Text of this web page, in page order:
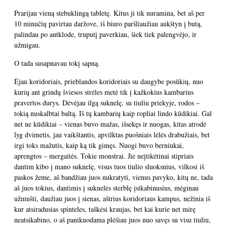
Prarijau vieną stebuklingą tabletę. Kitus ji tik nuramina, bet aš per
10 minučių pavirtau daržove, iš biuro paršliaužiau aukštyn į butą,
palindau po antklode, truputį paverkiau, šiek tiek palengvėjo, ir
užmigau.
O tada susapnavau tokį sapną.
Ėjau koridoriais, prieblandos koridoriais su daugybe posūkių, nuo
kurių ant grindų šviesos strėles metė tik į kažkokius kambarius
pravertos durys. Dėvėjau ilgą suknelę, su tiuliu priekyje, rodos –
tokią nuskalbtai baltą. Iš tų kambarių kaip ropliai lindo kūdikiai. Gal
net ne kūdikiai – vienas buvo mažas, išsekęs ir nuogas, kitas atrodė
lyg dvimetis, jau vaikštantis, apvilktas puošniais lėlės drabužiais, bet
irgi toks mažutis, kaip ką tik gimęs. Nuogi buvo berniukai,
aprengtos – mergaitės. Tokie monstrai. Jie neįtikėtinai stipriais
dantim kibo į mano suknelę, visus tuos tiulio sluoksnius, vilkosi iš
paskos žeme, aš bandžiau juos nukratyti, vienus pavyko, kitų ne, tada
aš juos tokius, dantimis į suknelės sterblę įsikabinusius, mėginau
užmušti, daužiau juos į sienas, aštrius koridoriaus kampus, nežinia iš
kur atsiradusias spinteles, taškėsi kraujas, bet kai kurie net mirę
neatsikabino, o aš panikuodama plėšiau juos nuo savęs su visu tiuliu,